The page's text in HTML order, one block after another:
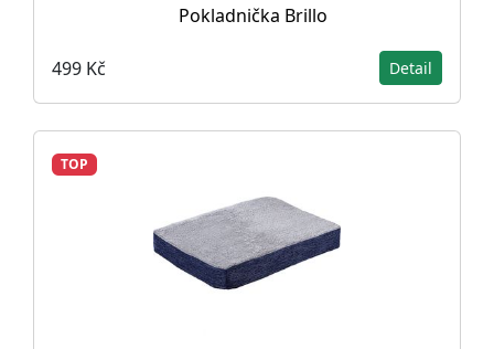
Pokladnička Brillo
499 Kč Detail
TOP